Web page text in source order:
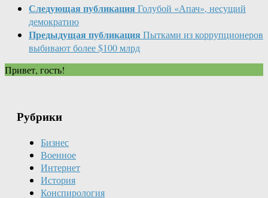
Следующая публикация Голубой «Апач», несущий
демократию
Предыдущая публикация Пытками из коррупционеров
выбивают более $100 млрд
Привет, гость!
Рубрики
Бизнес
Военное
Интернет
История
Конспирология